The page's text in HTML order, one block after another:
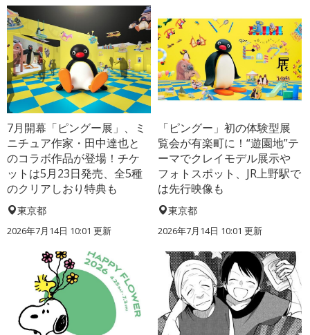
7月開幕「ピングー展」、ミ
ニチュア作家・田中達也と
のコラボ作品が登場！チケ
ットは5月23日発売、全5種
のクリアしおり特典も
東京都
2026年7月14日 10:01 更新
「ピングー」初の体験型展
覧会が有楽町に！“遊園地”テ
ーマでクレイモデル展示や
フォトスポット、JR上野駅で
は先行映像も
東京都
2026年7月14日 10:01 更新